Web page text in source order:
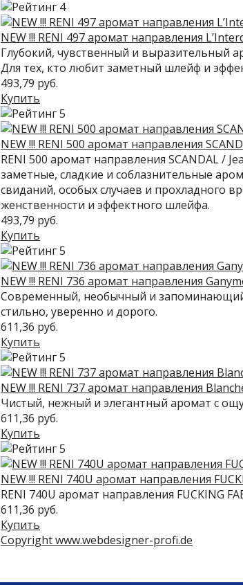
NEW !!! RENI 497 аромат направления
Глубокий, чувственный и выразительный
Для тех, кто любит заметный шлейф и
493,79 руб.
Купить
NEW !!! RENI 500 аромат направления
RENI 500 аромат направления SCANDAL /
заметные, сладкие и соблазнительные
свиданий, особых случаев и прохладного
женственности и эффектного шлейфа.
493,79 руб.
Купить
NEW !!! RENI 736 аромат направления
Современный, необычный и
стильно, уверенно и дорого.
611,36 руб.
Купить
NEW !!! RENI 737 аромат направления
Чистый, нежный и элегантный аромат с
611,36 руб.
Купить
NEW !!! RENI 740U аромат направления
RENI 740U аромат направления FUCKING
611,36 руб.
Купить
Copyright www.webdesigner-profi.de